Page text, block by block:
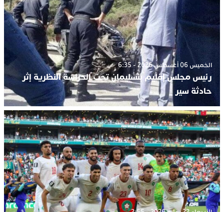
الخميس 06 أغسطس 2026 - 6:35
رئيس مجلس إقليم بنسليمان تحت الحراسة النظرية إثر
حادثة سير